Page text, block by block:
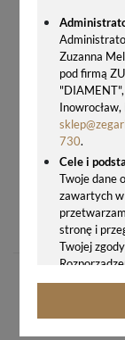
Zuzanna
pod firmą
730.
Cele i
Twoje dane
zawartych
stronę i
Twojej
2016/679 z
fizycznych